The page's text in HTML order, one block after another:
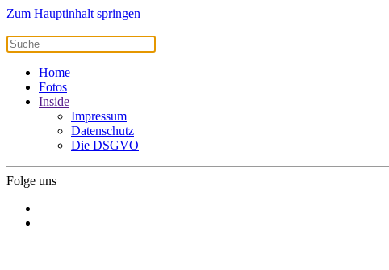
Zum Hauptinhalt springen
Home
Fotos
Inside
Impressum
Datenschutz
Die DSGVO
Folge uns